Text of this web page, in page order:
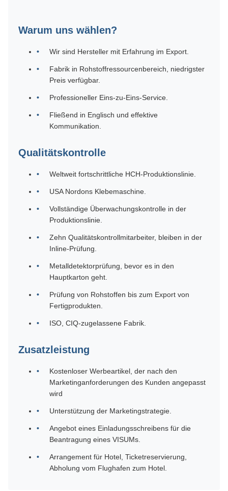
Warum uns wählen?
Wir sind Hersteller mit Erfahrung im Export.
Fabrik in Rohstoffressourcenbereich, niedrigster
Preis verfügbar.
Professioneller Eins-zu-Eins-Service.
Fließend in Englisch und effektive
Kommunikation.
Qualitätskontrolle
Weltweit fortschrittliche HCH-Produktionslinie.
USA Nordons Klebemaschine.
Vollständige Überwachungskontrolle in der
Produktionslinie.
Zehn Qualitätskontrollmitarbeiter, bleiben in der
Inline-Prüfung.
Metalldetektorprüfung, bevor es in den
Hauptkarton geht.
Prüfung von Rohstoffen bis zum Export von
Fertigprodukten.
ISO, CIQ-zugelassene Fabrik.
Zusatzleistung
Kostenloser Werbeartikel, der nach den
Marketinganforderungen des Kunden angepasst
wird
Unterstützung der Marketingstrategie.
Angebot eines Einladungsschreibens für die
Beantragung eines VISUMs.
Arrangement für Hotel, Ticketreservierung,
Abholung vom Flughafen zum Hotel.